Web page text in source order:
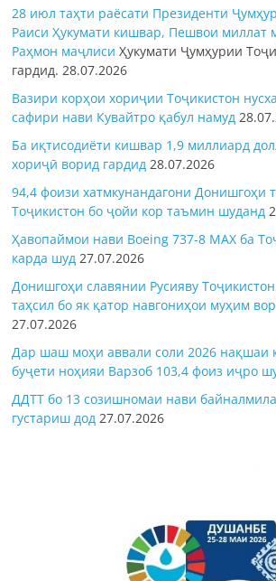
28 июл таҳти раёсати Президенти
Раиси Ҳукумати кишвар, Пешвои миллат
Раҳмон маҷлисиҲукумати Ҷумҳурии
гардид.28.07.2026
Вазири корҳои хориҷии Тоҷикистон
сафири нави Кувайтро қабул намуд
Ба иқтисодиёти кишвар 1,9 миллиард
хориҷӣ ворид гардид 28.07.2026
94,4 фоизи хатмкунандагони Донишгоҳи
Тоҷикистон бо ҷойи кор таъмин шуданд
Ҳавопаймои нави Boeing 737-8 MAX ба
карда шуд 27.07.2026
Донишгоҳи славянии Русияву
таҳсил бо як қатор навгониҳои муҳим
27.07.2026
Дар шаш моҳи аввали соли 2026 нақшаи
буҷети ноҳияи Варзоб 103,4 фоиз иҷро
ДДТТ бо 13 созишномаи нави
густариш дод 27.07.2026